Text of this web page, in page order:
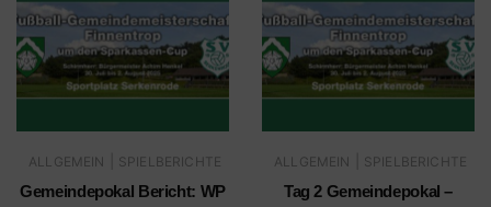
ALLGEMEIN SPIELBERICHTE
Gemeindepokal Bericht: WP
ALLGEMEIN SPIELBERICHTE
Tag 2 Gemeindepokal –